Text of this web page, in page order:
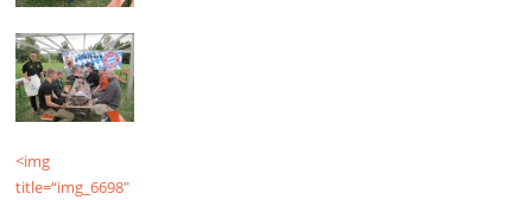
<img
title=“img_6698″